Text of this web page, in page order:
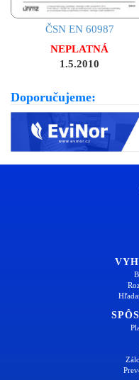
ČSN EN 60987
NEPLATNÁ
1.5.2010
Doporučujeme: